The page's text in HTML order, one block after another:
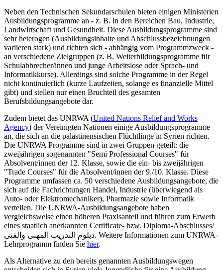
Neben den Technischen Sekundarschulen bieten einigen Ministerien
Ausbildungsprogramme an - z. B. in den Bereichen Bau, Industrie,
Landwirtschaft und Gesundheit. Diese Ausbildungsprogramme sind
sehr heterogen (Ausbildungsinhalte und Abschlussbezeichnungen
variieren stark) und richten sich - abhängig vom Programmzweck -
an verschiedene Zielgruppen (z. B. Weiterbildungsprogramme für
Schulabbrecher/innen und junge Arbeitslose oder Sprach- und
Informatikkurse). Allerdings sind solche Programme in der Regel
nicht kontinuierlich (kurze Laufzeiten, solange es finanzielle Mittel
gibt) und stellen nur einen Bruchteil des gesamten
Berufsbildungsangebote dar.
Zudem bietet das UNRWA (United Nations Relief and Works
Agency) der Vereinigten Nationen einige Ausbildungsprogramme
an, die sich an die palästinensischen Flüchtlinge in Syrien richten.
Die UNRWA Programme sind in zwei Gruppen geteilt: die
zweijährigen sogenannten "Semi Professional Courses" für
Absolvent/innen der 12. Klasse, sowie die ein- bis zweijährigen
"Trade Courses" für die Absolvent/innen der 9./10. Klasse. Diese
Programme umfassen ca. 50 verschiedene Ausbildungsangebote, die
sich auf die Fachrichtungen Handel, Industrie (überwiegend als
Auto- oder Elektromechaniker), Pharmazie sowie Informatik
verteilen. Die UNRWA-Ausbildungsangebote haben
vergleichsweise einen höheren Praxisanteil und führen zum Erwerb
eines staatlich anerkannten Certificate- bzw. Diploma-Abschlusses/
دبلوم التدريب المهنى والفنى. Weitere Informationen zum UNRWA-
Lehrprogramm finden Sie hier.
Als Alternative zu den bereits genannten Ausbildungswegen